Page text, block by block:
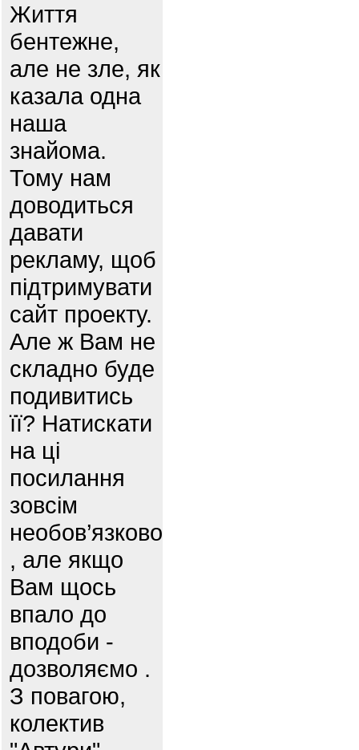
Життя
бентежне,
але не зле, як
казала одна
наша
знайома.
Тому нам
доводиться
давати
рекламу, щоб
підтримувати
сайт проекту.
Але ж Вам не
складно буде
подивитись
її? Натискати
на ці
посилання
зовсім
необов’язково
, але якщо
Вам щось
впало до
вподоби -
дозволяємо .
З повагою,
колектив